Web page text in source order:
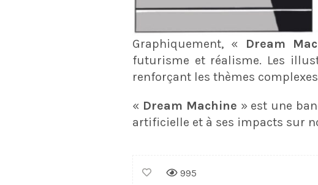
Graphiquement, « Dream
futurisme et réalisme. Les
renforçant les thèmes
« Dream Machine » est une
artificielle et à ses impacts sur
995